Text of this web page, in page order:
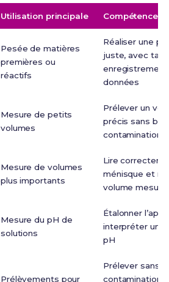
Utilisation principale Compétence
Pesée de matières
premières ou
réactifs
Réaliser une
juste, avec
données
Mesure de petits
volumes
Prélever un
précis sans
contamination
Mesure de volumes
plus importants
Lire
ménisque et
volume mesuré
Mesure du pH de
solutions
Étalonner
interpréter une
pH
Prélèvements pour
Prélever sans
contamination,